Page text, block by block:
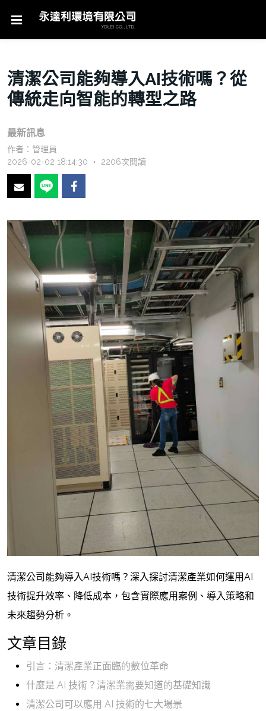
清潔公司能夠導入AI技術嗎？從
傳統走向智能的轉型之路
最新訊息
作者： 管理員
2026-02-02 18:14:30 ‧ 2206次閱讀
清潔公司能夠導入AI技術嗎？深入探討清潔產業如何運用AI
技術提升效率、降低成本，包含實際應用案例、導入策略和
未來趨勢分析。
文章目錄
引言：清潔產業正面臨的數位革命
什麼是 AI 技術？清潔業需要知道的基礎知識
清潔公司可以應用 AI 技術的七大場景